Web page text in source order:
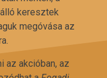
keresztek
megóvása az
az akcióban, az